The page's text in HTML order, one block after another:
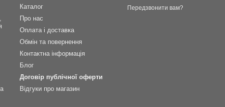
Каталог
Про нас
Оплата і доставка
Обмін та повернення
Контактна інформація
Блог
Договір публічної оферти
Відгуки про магазин
Передзвонити вам?